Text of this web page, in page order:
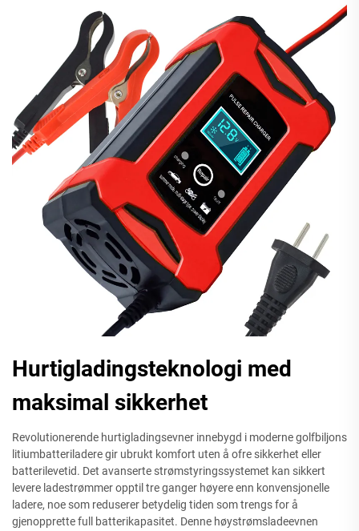
Hurtigladingsteknologi med
maksimal sikkerhet
Revolutionerende hurtigladingsevner innebygd i moderne golfbiljons
litiumbatteriladere gir ubrukt komfort uten å ofre sikkerhet eller
batterilevetid. Det avanserte strømstyringssystemet kan sikkert
levere ladestrømmer opptil tre ganger høyere enn konvensjonelle
ladere, noe som reduserer betydelig tiden som trengs for å
gjenopprette full batterikapasitet. Denne høystrømsladeevnen